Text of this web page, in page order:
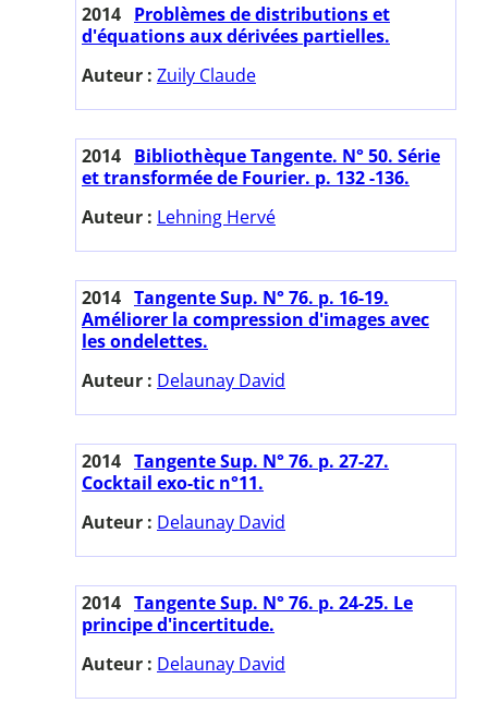
2014 Problèmes de distributions et
d'équations aux dérivées partielles.
Auteur : Zuily Claude
2014 Bibliothèque Tangente. N° 50. Série
et transformée de Fourier. p. 132 -136.
Auteur : Lehning Hervé
2014 Tangente Sup. N° 76. p. 16-19.
Améliorer la compression d'images avec
les ondelettes.
Auteur : Delaunay David
2014 Tangente Sup. N° 76. p. 27-27.
Cocktail exo-tic n°11.
Auteur : Delaunay David
2014 Tangente Sup. N° 76. p. 24-25. Le
principe d'incertitude.
Auteur : Delaunay David